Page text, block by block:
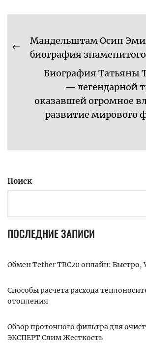
Навигация
по
записям
Предыдущая
запись:
Мандельштам Осип
биография
Биография Татьяны
— легендарной
оказавшей огромное
развитие мирового
Поиск
ПОСЛЕДНИЕ ЗАПИСИ
Обмен Tether TRC20 онлайн: Быстро,
Способы расчета расхода
отопления
Обзор проточного фильтра для
ЭКСПЕРТ Слим Жесткость